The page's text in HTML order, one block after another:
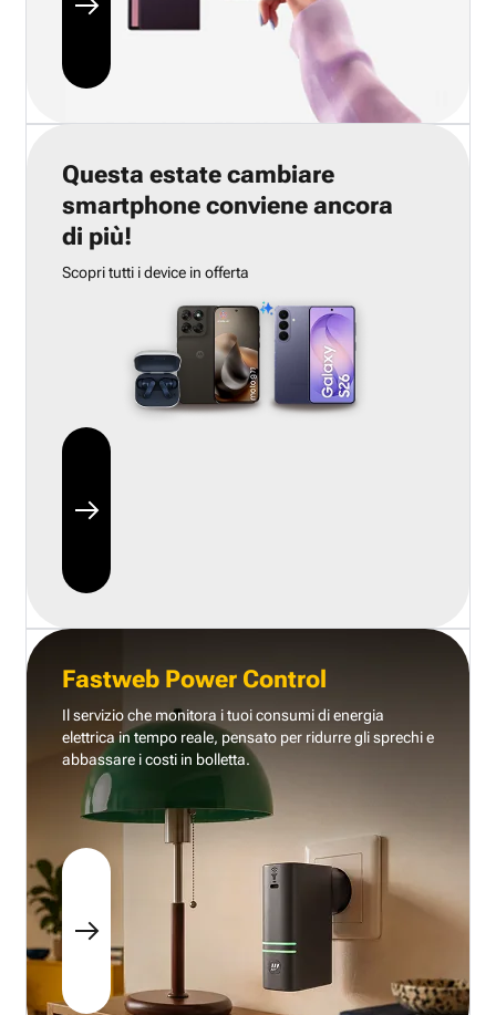
Questa estate cambiare
smartphone conviene ancora
di più!
Scopri tutti i device in offerta
Fastweb Power Control
Il servizio che monitora i tuoi consumi di energia
elettrica in tempo reale, pensato per ridurre gli sprechi e
abbassare i costi in bolletta.